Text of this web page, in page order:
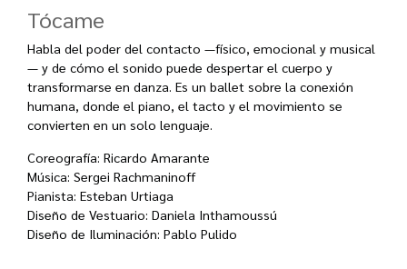
Tócame
Habla del poder del contacto —físico, emocional y musical
— y de cómo el sonido puede despertar el cuerpo y
transformarse en danza. Es un ballet sobre la conexión
humana, donde el piano, el tacto y el movimiento se
convierten en un solo lenguaje.
Coreografía: Ricardo Amarante
Música: Sergei Rachmaninoff
Pianista: Esteban Urtiaga
Diseño de Vestuario: Daniela Inthamoussú
Diseño de Iluminación: Pablo Pulido